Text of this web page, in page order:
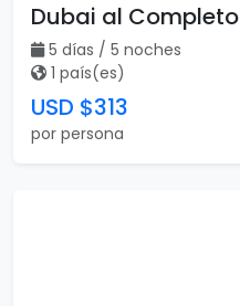
Dubai al Completo
5 días / 5 noches
1 país(es)
USD $313
por persona